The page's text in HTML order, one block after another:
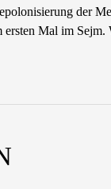
der
Mal im Sejm.